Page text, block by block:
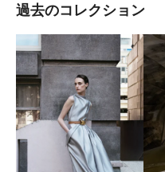
過去のコレクション